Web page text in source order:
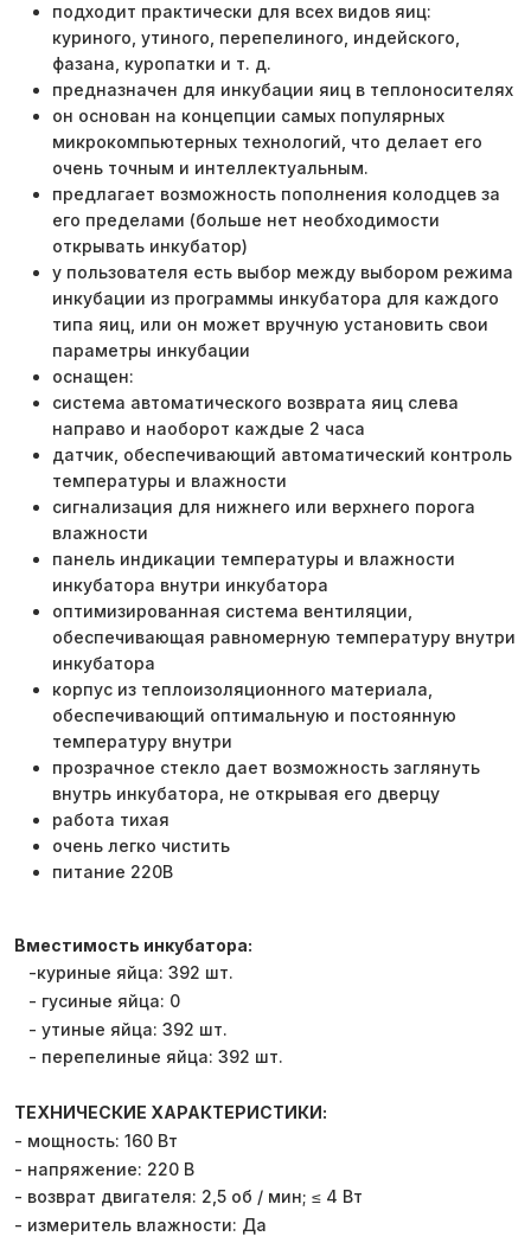
подходит практически для всех видов яиц:
куриного, утиного, перепелиного, индейского,
фазана, куропатки и т. д.
предназначен для инкубации яиц в теплоносителях
он основан на концепции самых популярных
микрокомпьютерных технологий, что делает его
очень точным и интеллектуальным.
предлагает возможность пополнения колодцев за
его пределами (больше нет необходимости
открывать инкубатор)
у пользователя есть выбор между выбором режима
инкубации из программы инкубатора для каждого
типа яиц, или он может вручную установить свои
параметры инкубации
оснащен:
система автоматического возврата яиц слева
направо и наоборот каждые 2 часа
датчик, обеспечивающий автоматический контроль
температуры и влажности
сигнализация для нижнего или верхнего порога
влажности
панель индикации температуры и влажности
инкубатора внутри инкубатора
оптимизированная система вентиляции,
обеспечивающая равномерную температуру внутри
инкубатора
корпус из теплоизоляционного материала,
обеспечивающий оптимальную и постоянную
температуру внутри
прозрачное стекло дает возможность заглянуть
внутрь инкубатора, не открывая его дверцу
работа тихая
очень легко чистить
питание 220В
Вместимость инкубатора:
-куриные яйца: 392 шт.
- гусиные яйца: 0
- утиные яйца: 392 шт.
- перепелиные яйца: 392 шт.
ТЕХНИЧЕСКИЕ ХАРАКТЕРИСТИКИ:
- мощность: 160 Вт
- напряжение: 220 В
- возврат двигателя: 2,5 об / мин; ≤ 4 Вт
- измеритель влажности: Да